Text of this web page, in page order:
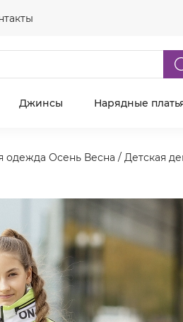
Джинсы Нарядные
одежда Осень Весна / Детская